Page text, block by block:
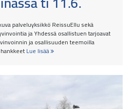
palveluyksikkö ReissuEllu sekä
ja Yhdessä osallistuen tarjoavat
ja osallisuuden teemoilla
Lue lisää